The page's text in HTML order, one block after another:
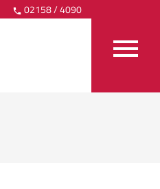
 02158 / 4090